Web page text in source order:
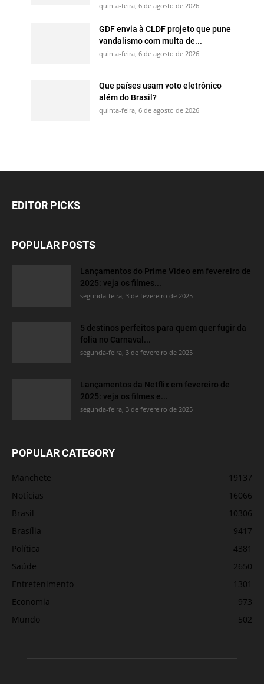
quinta-feira, 6 de agosto de 2026
GDF envia à CLDF projeto que pune
vandalismo com multa de...
quinta-feira, 6 de agosto de 2026
Que países usam voto eletrônico
além do Brasil?
quinta-feira, 6 de agosto de 2026
EDITOR PICKS
POPULAR POSTS
Lançamentos do Prime Video em fevereiro de
2025: veja os filmes...
segunda-feira, 3 de fevereiro de 2025
5 destinos perfeitos para quem quer fugir da
folia no Carnaval...
segunda-feira, 3 de fevereiro de 2025
Lançamentos da Netflix em fevereiro de
2025: veja os filmes e...
segunda-feira, 3 de fevereiro de 2025
POPULAR CATEGORY
Manchete
19137
Notícias
16066
Brasil
10306
Brasília
9417
Política
4381
Saúde
2650
Entretenimento
1301
Economia
973
Mundo
502